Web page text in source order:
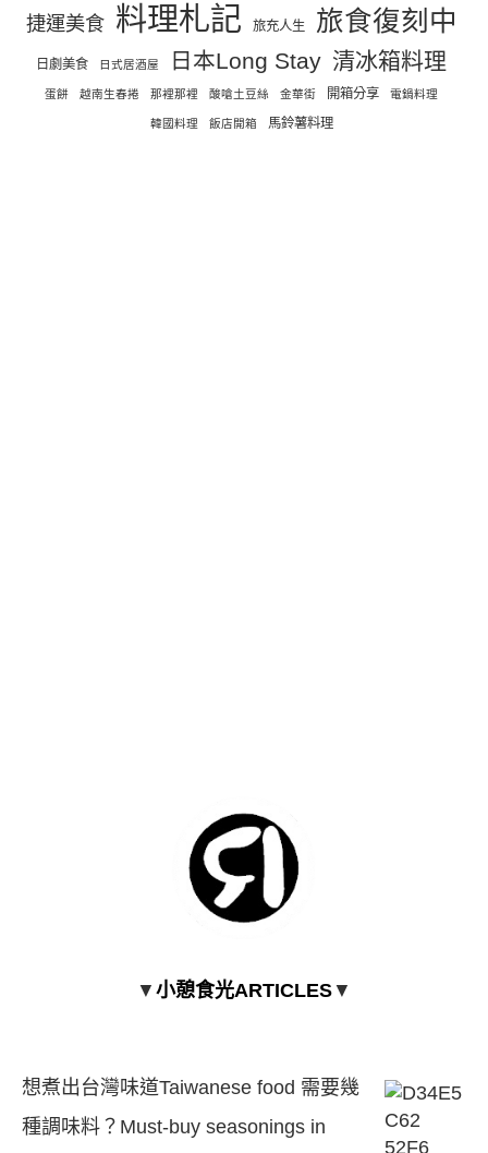
捷運美食 料理札記 旅充人生 旅食復刻中
日劇美食 日式居酒屋 日本Long Stay 清冰箱料理
蛋餅 越南生春捲 那裡那裡 酸嗆土豆絲 金華街 開箱分享 電鍋料理
韓國料理 飯店開箱 馬鈴薯料理
▼ 小憩食光ARTICLES▼
想煮出台灣味道Taiwanese food 需要幾
種調味料？Must-buy seasonings in